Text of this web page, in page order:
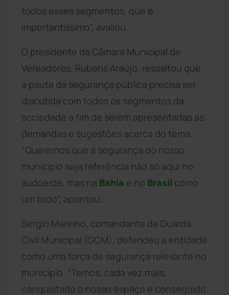
todos esses segmentos, que é
importantíssimo”, avaliou.
O presidente da Câmara Municipal de
Vereadores, Rubens Araújo, ressaltou que
a pauta da segurança pública precisa ser
discutida com todos os segmentos da
sociedade a fim de serem apresentadas as
demandas e sugestões acerca do tema.
“Queremos que a segurança do nosso
município seja referência não só aqui no
sudoeste, mas na Bahia e no Brasil como
um todo”, apontou.
Sérgio Marinho, comandante da Guarda
Civil Municipal (GCM), defendeu a entidade
como uma força de segurança relevante no
município. “Temos, cada vez mais,
conquistado o nosso espaço e conseguido